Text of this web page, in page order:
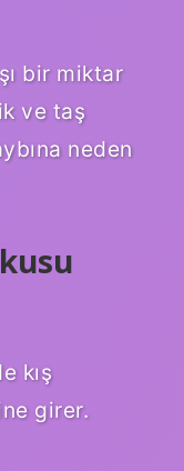
bir miktar
ve taş
neden
kış
girer.